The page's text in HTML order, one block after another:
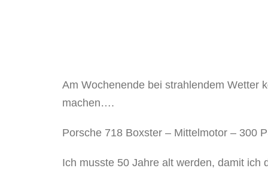
Am Wochenende bei strahlendem Wetter
machen….
Porsche 718 Boxster – Mittelmotor – 300
Ich musste 50 Jahre alt werden, damit ich